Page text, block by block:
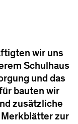
wir uns
Schulhaus
und das
bauten wir
zusätzliche
zur